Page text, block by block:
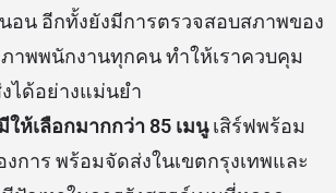
อน อีกทั้งยังมีการตรวจสอบสภาพของ
พพนักงานทุกคน ทำให้เราควบคุม
ได้อย่างแม่นยำ
ห้เลือกมากกว่า 85 เมนูเสิร์ฟพร้อม
การ พร้อมจัดส่งในเขตกรุงเทพและ